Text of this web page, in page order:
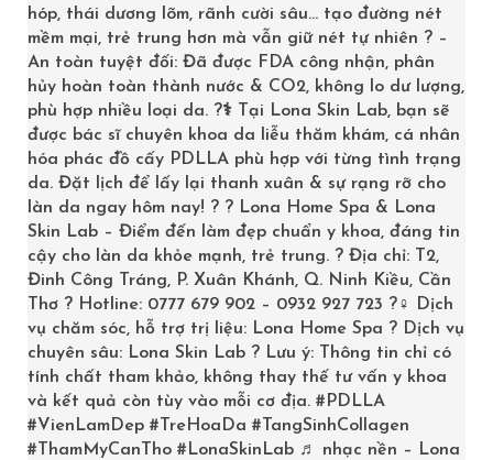
TONER CHO DA DẦU
Trang chủ/Product
Showing all 4 results
hóp, thái dương lõm, rãnh cười sâu… tạo đường nét
mềm mại, trẻ trung hơn mà vẫn giữ nét tự nhiên ? –
An toàn tuyệt đối: Đã được FDA công nhận, phân
hủy hoàn toàn thành nước & CO2, không lo dư lượng,
phù hợp nhiều loại da. ?‍⚕️ Tại Lona Skin Lab, bạn sẽ
được bác sĩ chuyên khoa da liễu thăm khám, cá nhân
hóa phác đồ cấy PDLLA phù hợp với từng tình trạng
da. Đặt lịch để lấy lại thanh xuân & sự rạng rỡ cho
làn da ngay hôm nay! ? ? Lona Home Spa & Lona
Skin Lab – Điểm đến làm đẹp chuẩn y khoa, đáng tin
cậy cho làn da khỏe mạnh, trẻ trung. ? Địa chỉ: T2,
Đinh Công Tráng, P. Xuân Khánh, Q. Ninh Kiều, Cần
Thơ ? Hotline: 0777 679 902 – 0932 927 723 ?‍♀️ Dịch
vụ chăm sóc, hỗ trợ trị liệu: Lona Home Spa ? Dịch vụ
chuyên sâu: Lona Skin Lab ? Lưu ý: Thông tin chỉ có
tính chất tham khảo, không thay thế tư vấn y khoa
và kết quả còn tùy vào mỗi cơ địa. #PDLLA
#VienLamDep #TreHoaDa #TangSinhCollagen
#ThamMyCanTho #LonaSkinLab ♬ nhạc nền – Lona